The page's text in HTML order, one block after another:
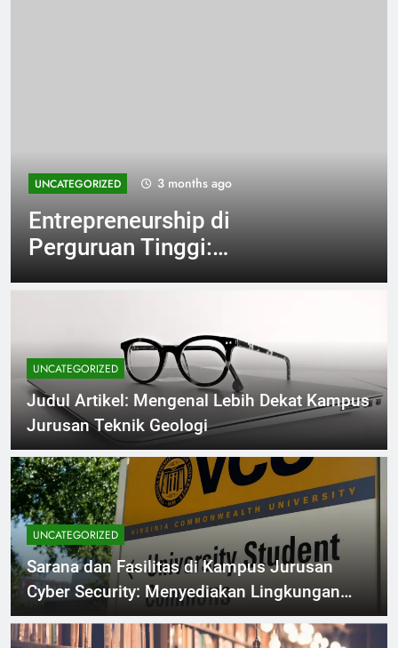
UNCATEGORIZED 3 months ago
Entrepreneurship di
Perguruan Tinggi:
UNCATEGORIZED
Judul Artikel: Mengenal Lebih Dekat Kampus
Jurusan Teknik Geologi
UNCATEGORIZED
Sarana dan Fasilitas di Kampus Jurusan
Cyber Security: Menyediakan Lingkungan
Optimal untuk Pengembangan Keahlian